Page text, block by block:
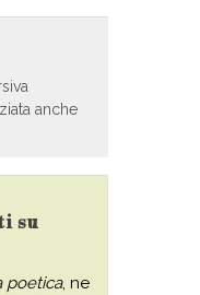
anche
su
poetica, ne